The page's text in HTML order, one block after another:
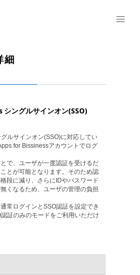
細
シングルサインオン(SSO)
ルサインオン(SSO)に対応してい
for Bissinessアカウントでログ
で、ユーザが一度認証を受けるだ
とが可能となります。そのため認
段に減り、さらにIDやパスワード
くなるため、ユーザの管理の負担
常ログインとSSO認証を設定でき
証のみのモードをご利用いただけ